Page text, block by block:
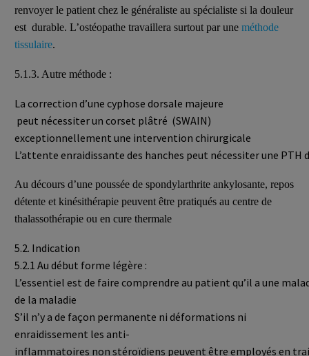
renvoyer le patient chez le généraliste au spécialiste si la douleur
est durable. L’ostéopathe travaillera surtout par une méthode
tissulaire.
5.1.3. Autre méthode :
La correction d’une cyphose dorsale majeure
peut nécessiter un corset plâtré (SWAIN)
exceptionnellement une intervention chirurgicale
L’attente enraidissante des hanches peut nécessiter une
Au décours d’une poussée de spondylarthrite ankylosante, repos
détente et kinésithérapie peuvent être pratiqués au centre de
thalassothérapie ou en cure thermale
5.2. Indication
5.2.1 Au début forme légère :
L’essentiel est de faire comprendre au patient qu’il a une
de la maladie
S’il n’y a de façon permanente ni déformations ni
enraidissement les anti-
inflammatoires non stéroïdiens peuvent être employés en